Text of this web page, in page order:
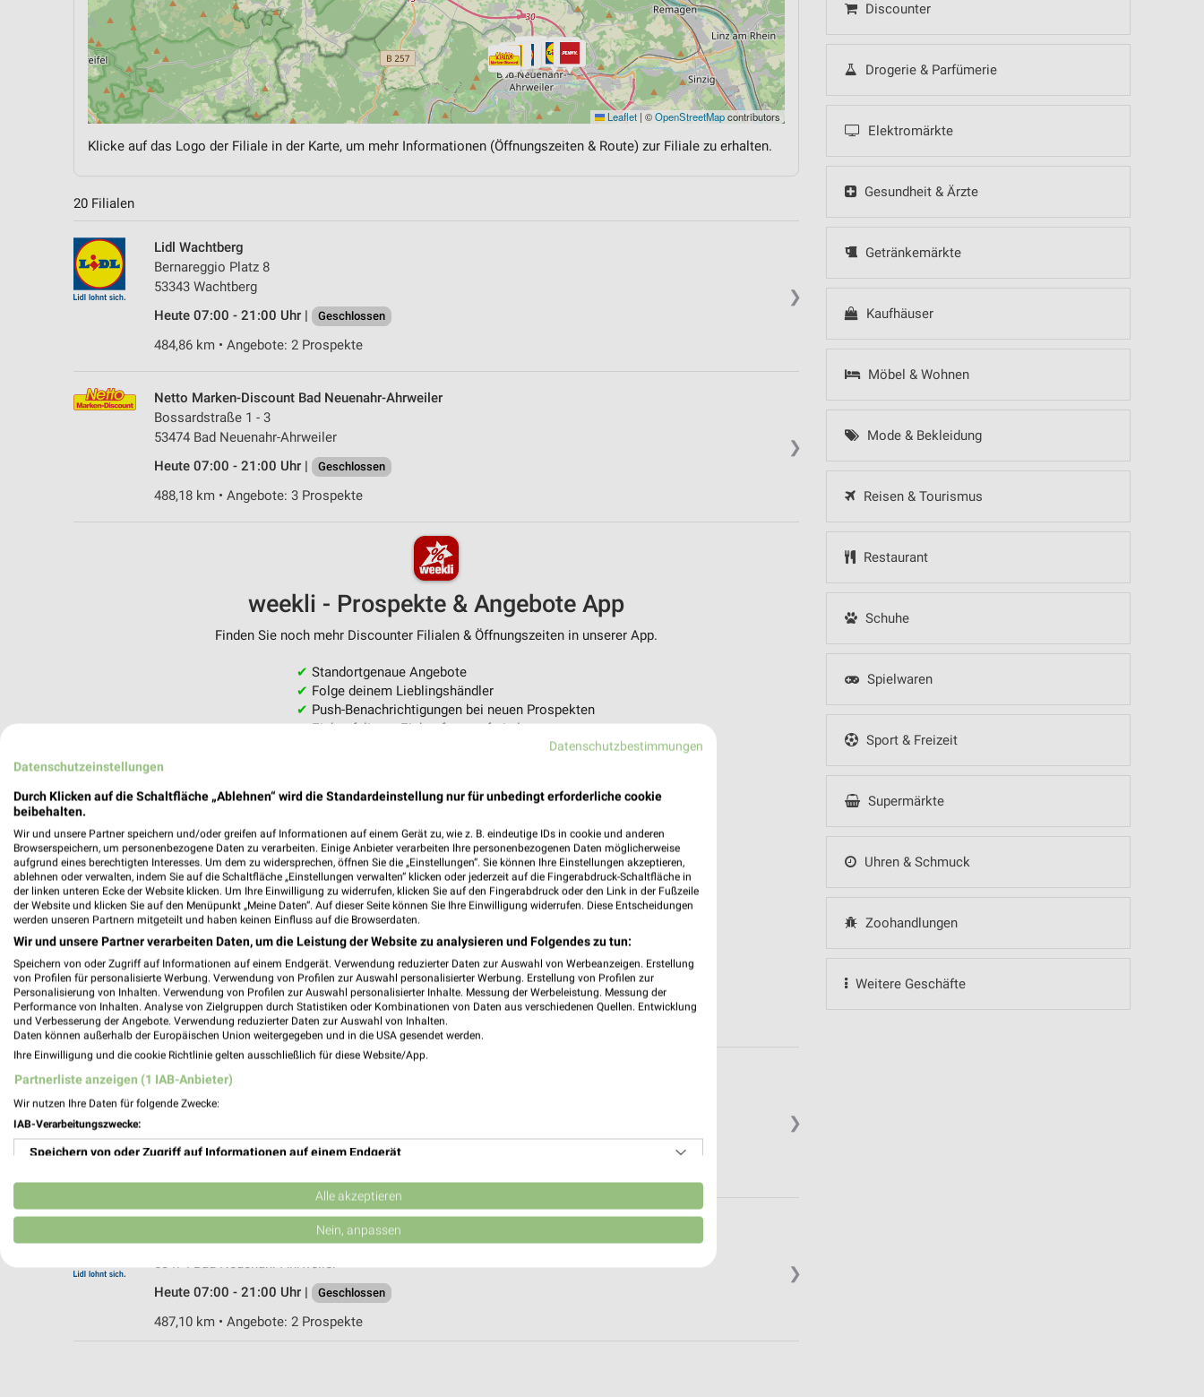
Discounter
Drogerie & Parfümerie
Elektromärkte
Gesundheit & Ärzte
Getränkemärkte
Kaufhäuser
Möbel & Wohnen
Mode & Bekleidung
Reisen & Tourismus
Restaurant
Schuhe
Spielwaren
Sport & Freizeit
Supermärkte
Uhren & Schmuck
Zoohandlungen
Weitere Geschäfte
Leaflet | ©OpenStreetMapcontributors
Klicke auf das Logo der Filiale in der Karte, um mehr Informationen (Öffnungszeiten & Route) zur Filiale zu erhalten.
20 Filialen
❯
Lidl Wachtberg
Bernareggio Platz 8
53343 Wachtberg
Heute 07:00 - 21:00 Uhr |
Geschlossen
484,86 km • Angebote: 2 Prospekte
❯
Netto Marken-Discount Bad Neuenahr-Ahrweiler
Bossardstraße 1 - 3
53474 Bad Neuenahr-Ahrweiler
Heute 07:00 - 21:00 Uhr |
Geschlossen
488,18 km • Angebote: 3 Prospekte
weekli - Prospekte & Angebote App
Finden Sie noch mehr Discounter Filialen & Öffnungszeiten in unserer App.
✔ Standortgenaue Angebote
✔ Folge deinem Lieblingshändler
✔ Push-Benachrichtigungen bei neuen Prospekten
✔Einkaufsliste - Einkauf stressfrei planen
❯
ALDI SÜD Bad Neuenahr - Ahrweiler
53474 Bad Neuenahr - Ahrweiler
Heute 08:00 - 20:00 Uhr | Geschlossen
❯
Lidl Bad Neuenahr-Ahrweiler
Ahrweiler Straße 50
53474 Bad Neuenahr-Ahrweiler
Heute 07:00 - 21:00 Uhr |
Geschlossen
487,10 km • Angebote: 2 Prospekte
Datenschutzbestimmungen
Datenschutzeinstellungen
Durch Klicken auf die Schaltfläche „Ablehnen“ wird die Standardeinstellung nur für unbedingt erforderliche cookie
beibehalten.
Wir und unsere Partner speichern und/oder greifen auf Informationen auf einem Gerät zu, wie z. B. eindeutige IDs in cookie und anderen
Browserspeichern, um personenbezogene Daten zu verarbeiten. Einige Anbieter verarbeiten Ihre personenbezogenen Daten möglicherweise
aufgrund eines berechtigten Interesses. Um dem zu widersprechen, öffnen Sie die „Einstellungen“. Sie können Ihre Einstellungen akzeptieren,
ablehnen oder verwalten, indem Sie auf die Schaltfläche „Einstellungen verwalten“ klicken oder jederzeit auf die Fingerabdruck-Schaltfläche in
der linken unteren Ecke der Website klicken. Um Ihre Einwilligung zu widerrufen, klicken Sie auf den Fingerabdruck oder den Link in der Fußzeile
der Website und klicken Sie auf den Menüpunkt „Meine Daten“. Auf dieser Seite können Sie Ihre Einwilligung widerrufen. Diese Entscheidungen
werden unseren Partnern mitgeteilt und haben keinen Einfluss auf die Browserdaten.
Wir und unsere Partner verarbeiten Daten, um die Leistung der Website zu analysieren und Folgendes zu tun:
Speichern von oder Zugriff auf Informationen auf einem Endgerät. Verwendung reduzierter Daten zur Auswahl von Werbeanzeigen. Erstellung
von Profilen für personalisierte Werbung. Verwendung von Profilen zur Auswahl personalisierter Werbung. Erstellung von Profilen zur
Personalisierung von Inhalten. Verwendung von Profilen zur Auswahl personalisierter Inhalte. Messung der Werbeleistung. Messung der
Performance von Inhalten. Analyse von Zielgruppen durch Statistiken oder Kombinationen von Daten aus verschiedenen Quellen. Entwicklung
und Verbesserung der Angebote. Verwendung reduzierter Daten zur Auswahl von Inhalten.
Daten können außerhalb der Europäischen Union weitergegeben und in die USA gesendet werden.
Ihre Einwilligung und die cookie Richtlinie gelten ausschließlich für diese Website/App.
Partnerliste anzeigen (1 IAB-Anbieter)
Wir nutzen Ihre Daten für folgende Zwecke:
IAB-Verarbeitungszwecke:
Speichern von oder Zugriff auf Informationen auf einem Endgerät
Verwendung reduzierter Daten zur Auswahl von Werbeanzeigen
Erstellung von Profilen für personalisierte Werbung
Erstellung von Profilen zur Personalisierung von Inhalten
Alle akzeptieren
Nein, anpassen